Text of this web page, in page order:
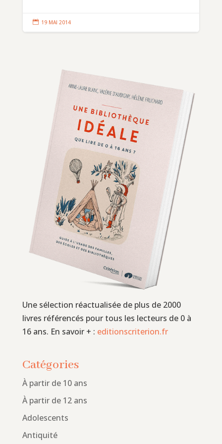
 19 MAI 2014
Une sélection réactualisée de plus de 2000
livres référencés pour tous les lecteurs de 0 à
16 ans. En savoir + : editionscriterion.fr
Catégories
À partir de 10 ans
À partir de 12 ans
Adolescents
Antiquité